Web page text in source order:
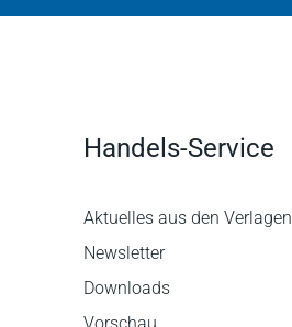
Handels-Service
Aktuelles aus den Verlagen
Newsletter
Downloads